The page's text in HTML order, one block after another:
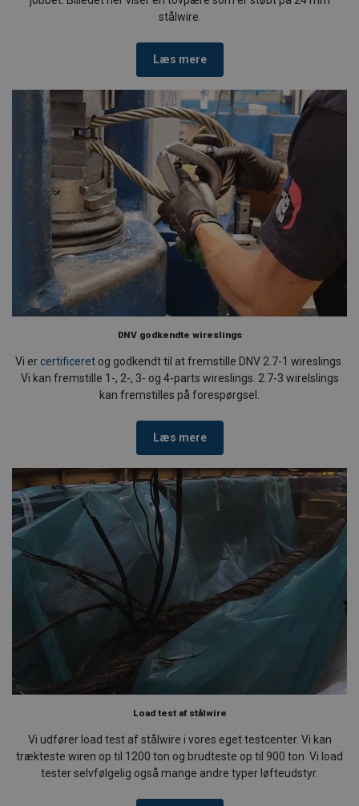
stålwire.
Læs mere
DNV godkendte wireslings
Vi er certificeret og godkendt til at fremstille DNV 2.7-1 wireslings.
Vi kan fremstille 1-, 2-, 3- og 4-parts wireslings. 2.7-3 wirelslings
kan fremstilles på forespørgsel.
Læs mere
Load test af stålwire
Vi udfører load test af stålwire i vores eget testcenter. Vi kan
trækteste wiren op til 1200 ton og brudteste op til 900 ton. Vi load
tester selvfølgelig også mange andre typer løfteudstyr.